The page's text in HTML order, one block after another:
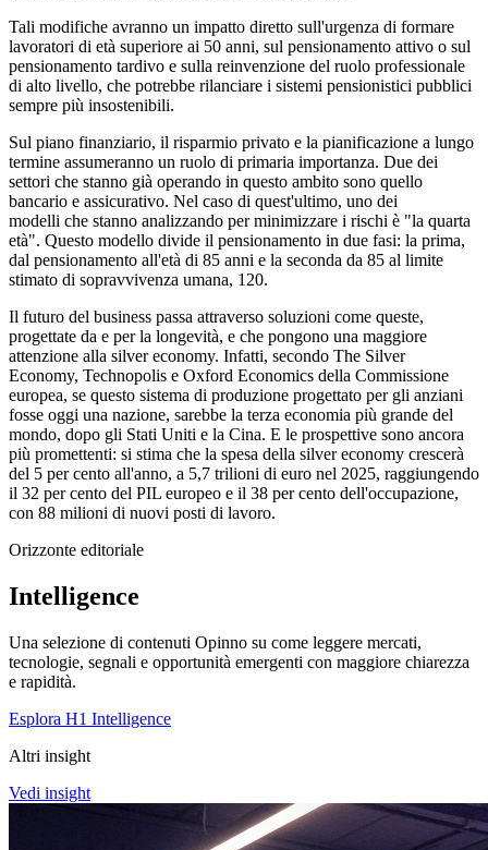
Tali modifiche avranno un impatto diretto sull'urgenza di formare
lavoratori di età superiore ai 50 anni, sul pensionamento attivo o sul
pensionamento tardivo e sulla reinvenzione del ruolo professionale
di alto livello, che potrebbe rilanciare i sistemi pensionistici pubblici
sempre più insostenibili.
Sul piano finanziario, il risparmio privato e la pianificazione a lungo
termine assumeranno un ruolo di primaria importanza. Due dei
settori che stanno già operando in questo ambito sono quello
bancario e assicurativo. Nel caso di quest'ultimo, uno dei
modelli che stanno analizzando per minimizzare i rischi è "la quarta
età". Questo modello divide il pensionamento in due fasi: la prima,
dal pensionamento all'età di 85 anni e la seconda da 85 al limite
stimato di sopravvivenza umana, 120.
Il futuro del business passa attraverso soluzioni come queste,
progettate da e per la longevità, e che pongono una maggiore
attenzione alla silvereconomy. Infatti, secondo The Silver
Economy, Technopolis e Oxford Economics della Commissione
europea, se questo sistema di produzione progettato per gli anziani
fosse oggi una nazione, sarebbe la terza economia più grande del
mondo, dopo gli Stati Uniti e la Cina. E le prospettive sono ancora
più promettenti: si stima che la spesa della silvereconomy crescerà
del 5 per cento all'anno, a 5,7 trilioni di euro nel 2025, raggiungendo
il 32 per cento del PIL europeo e il 38 per cento dell'occupazione,
con 88 milioni di nuovi posti di lavoro.
Orizzonte editoriale
Intelligence
Una selezione di contenuti Opinno su come leggere mercati,
tecnologie, segnali e opportunità emergenti con maggiore chiarezza
e rapidità.
Esplora H1 Intelligence
Altri insight
Vedi insight